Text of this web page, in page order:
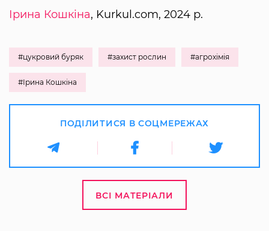
Ірина Кошкіна, Kurkul.com, 2024 р.
#цукровий буряк #захист рослин #агрохімія
#Ірина Кошкіна
ПОДІЛИТИСЯ В СОЦМЕРЕЖАХ
ВСІ МАТЕРІАЛИ